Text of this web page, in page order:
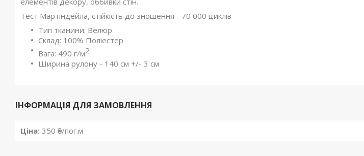
Тест Мартіндейла, стійкість до зношення - 70 000 циклів
Тип тканини: Велюр
Склад: 100% Поліестер
Вага: 490 г/м2
Ширина рулону - 140 см +/- 3 см
ІНФОРМАЦІЯ ДЛЯ ЗАМОВЛЕННЯ
Ціна: 350 ₴/пог.м